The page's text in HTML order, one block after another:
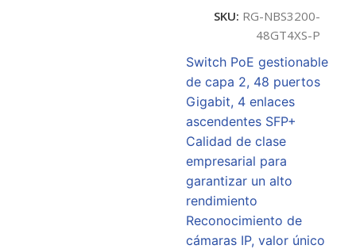
SKU: RG-NBS3200-
48GT4XS-P
Switch PoE gestionable
de capa 2, 48 puertos
Gigabit, 4 enlaces
ascendentes SFP+
Calidad de clase
empresarial para
garantizar un alto
rendimiento
Reconocimiento de
cámaras IP, valor único